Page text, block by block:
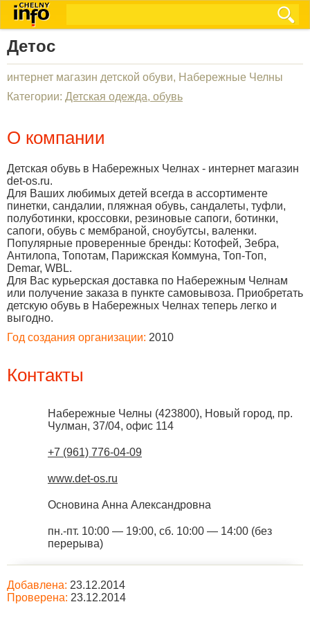
Детос
интернет магазин детской обуви, Набережные Челны
Категории: Детская одежда, обувь
О компании
Детская обувь в Набережных Челнах - интернет магазин
det-os.ru.
Для Ваших любимых детей всегда в ассортименте
пинетки, сандалии, пляжная обувь, сандалеты, туфли,
полуботинки, кроссовки, резиновые сапоги, ботинки,
сапоги, обувь с мембраной, сноубутсы, валенки.
Популярные проверенные бренды: Котофей, Зебра,
Антилопа, Топотам, Парижская Коммуна, Топ-Топ,
Demar, WBL.
Для Вас курьерская доставка по Набережным Челнам
или получение заказа в пункте самовывоза. Приобретать
детскую обувь в Набережных Челнах теперь легко и
выгодно.
Год создания организации: 2010
Контакты
Набережные Челны (423800), Новый город, пр.
Чулман, 37/04, офис 114
+7 (961) 776-04-09
www.det-os.ru
Основина Анна Александровна
пн.-пт. 10:00 — 19:00, сб. 10:00 — 14:00 (без
перерыва)
Добавлена: 23.12.2014
Проверена: 23.12.2014